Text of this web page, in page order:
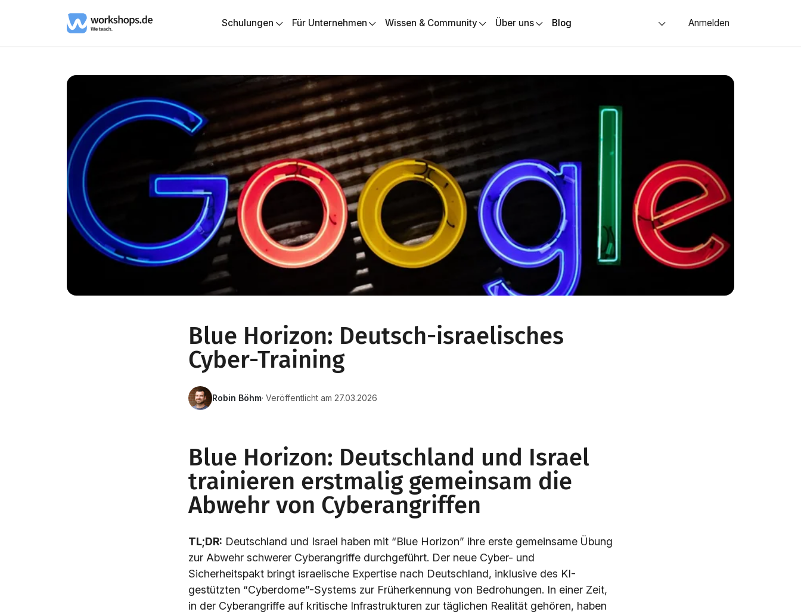
Schulungen Für Unternehmen Wissen & Community Über uns Blog Anmelden
Blue Horizon: Deutsch-israelisches
Cyber-Training
Robin Böhm· Veröffentlicht am 27.03.2026
Blue Horizon: Deutschland und Israel
trainieren erstmalig gemeinsam die
Abwehr von Cyberangriffen
TL;DR: Deutschland und Israel haben mit “Blue Horizon” ihre erste gemeinsame Übung
zur Abwehr schwerer Cyberangriffe durchgeführt. Der neue Cyber- und
Sicherheitspakt bringt israelische Expertise nach Deutschland, inklusive des KI-
gestützten “Cyberdome”-Systems zur Früherkennung von Bedrohungen. In einer Zeit,
in der Cyberangriffe auf kritische Infrastrukturen zur täglichen Realität gehören, haben